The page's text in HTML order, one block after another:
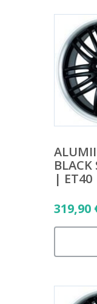
| ET40
319,90